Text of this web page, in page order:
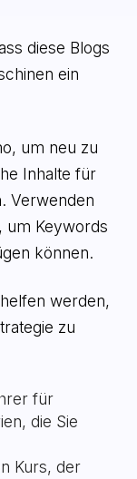
diese Blogs
ein
um neu zu
Inhalte für
Verwenden
um Keywords
können.
werden,
zu
für
die Sie
Kurs, der